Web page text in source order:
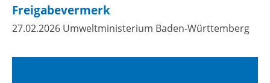
Freigabevermerk
27.02.2026 Umweltministerium Baden-Württemberg